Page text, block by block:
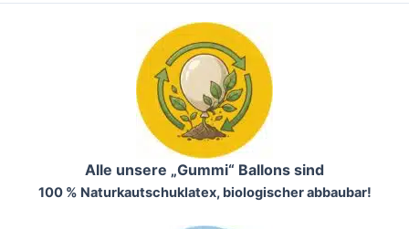
Alle unsere „Gummi“ Ballons sind
100 % Naturkautschuklatex, biologischer abbaubar!